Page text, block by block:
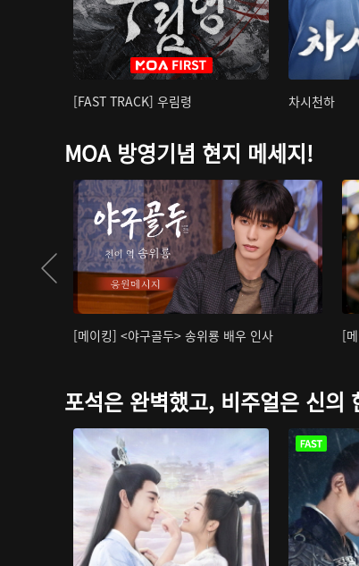
[FAST TRACK] 우림령 차시천하
MOA 방영기념 현지 메세지!
[메이킹] <야구골두> 송위룡 배우 인사 [
포석은 완벽했고, 비주얼은 신의